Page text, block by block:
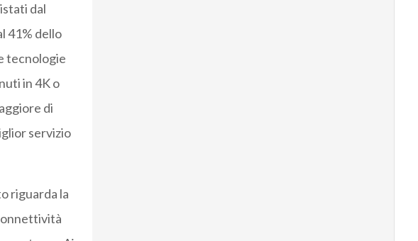
dal
41% dello
tecnologie
in 4K o
di
servizio
riguarda la